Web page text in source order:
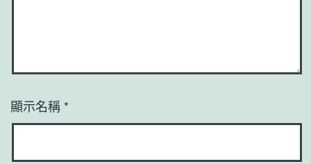
顯示名稱 *